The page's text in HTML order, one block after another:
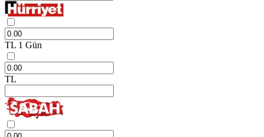
TL 1 Gün
TL